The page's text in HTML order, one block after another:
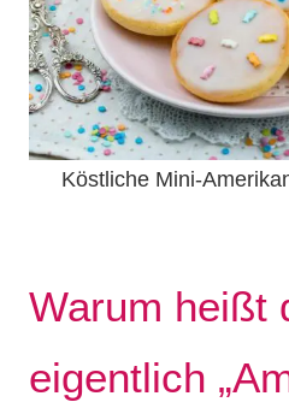
Köstliche Mini-
Warum heißt
eigentlich